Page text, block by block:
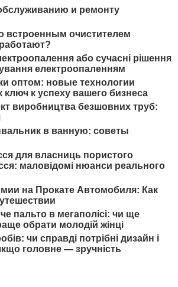
и ремонту
встроенным очистителем
або сучасні рішення
електроопаленням
оптом: новые технологии
ключ к успеху вашего бизнеса
виробництва безшовних труб:
в ванную: советы
для власниць пористого
маловідомі нюанси реального
на Прокате Автомобиля: Как
пальто в мегаполісі: чи ще
обрати молодій жінці
чи справді потрібні дизайн і
головне — зручність